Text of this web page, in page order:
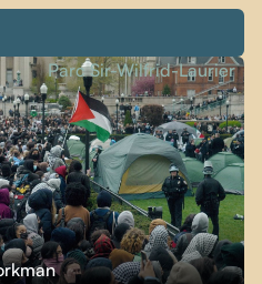
Parc Sir-Wilfrid-Laurier